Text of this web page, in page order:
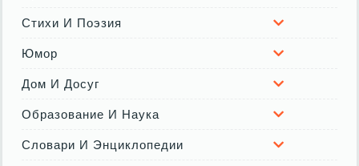
Стихи И Поэзия
Юмор
Дом И Досуг
Образование И Наука
Словари И Энциклопедии